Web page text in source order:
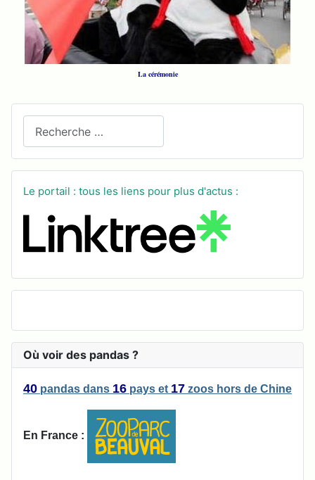
Le portail : tous les liens pour plus d'actus :
Où voir des pandas ?
40 pandas dans 16 pays et 17 zoos hors de Chine
En France :
La cérémonie